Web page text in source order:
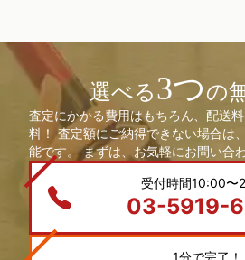
選べる3つの
査定にかかる費用はもちろん、配送
料！ 査定額にご納得できない場合は
能です。 まずは、お気軽にお問い合
受付時間10:00〜
03-5919-
1分で完了！